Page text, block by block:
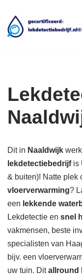
Ga
Dit in Naaldwijk
lekdetectiebedrijf is
& buiten)! Natte plek
vloerverwarming?
een lekkende
Lekdetectie en snel
vakmensen, beste
specialisten van
bijv. een
uw tuin. Ditallround